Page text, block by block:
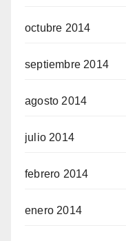
octubre 2014
septiembre 2014
agosto 2014
julio 2014
febrero 2014
enero 2014